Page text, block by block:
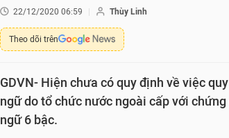
22/12/2020 06:59 Thùy Linh
Theo dõi trên
GDVN- Hiện chưa có quy định về việc
ngữ do tổ chức nước ngoài cấp với
ngữ 6 bậc.